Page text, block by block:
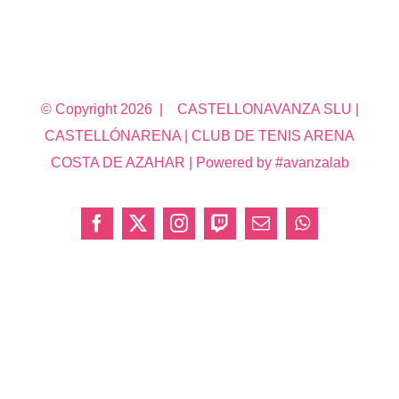
© Copyright 2026 | CASTELLONAVANZA SLU |
CASTELLÓNARENA | CLUB DE TENIS ARENA
COSTA DE AZAHAR | Powered by #avanzalab
Facebook
X InstagramTwitchCorreoWhatsApp